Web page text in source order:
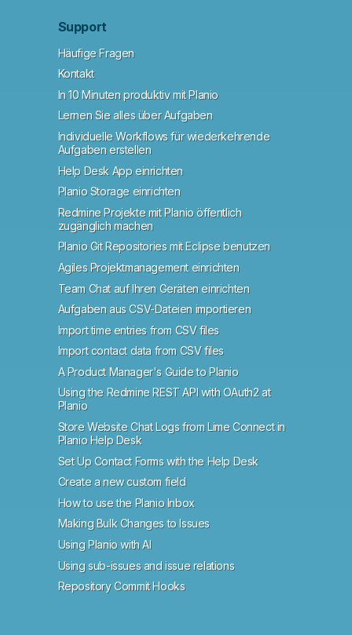
Support
Häufige Fragen
Kontakt
In 10 Minuten produktiv mit Planio
Lernen Sie alles über Aufgaben
Individuelle Workflows für wiederkehrende
Aufgaben erstellen
Help Desk App einrichten
Planio Storage einrichten
Redmine Projekte mit Planio öffentlich
zugänglich machen
Planio Git Repositories mit Eclipse benutzen
Agiles Projektmanagement einrichten
Team Chat auf Ihren Geräten einrichten
Aufgaben aus CSV-Dateien importieren
Import time entries from CSV files
Import contact data from CSV files
A Product Manager's Guide to Planio
Using the Redmine REST API with OAuth2 at
Planio
Store Website Chat Logs from Lime Connect in
Planio Help Desk
Set Up Contact Forms with the Help Desk
Create a new custom field
How to use the Planio Inbox
Making Bulk Changes to Issues
Using Planio with AI
Using sub-issues and issue relations
Repository Commit Hooks